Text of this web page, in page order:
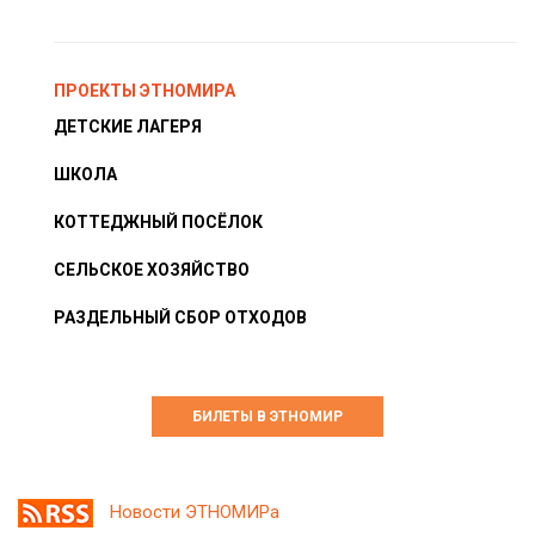
ПРОЕКТЫ ЭТНОМИРА
ДЕТСКИЕ ЛАГЕРЯ
ШКОЛА
КОТТЕДЖНЫЙ ПОСЁЛОК
СЕЛЬСКОЕ ХОЗЯЙСТВО
РАЗДЕЛЬНЫЙ СБОР ОТХОДОВ
БИЛЕТЫ В ЭТНОМИР
Новости ЭТНОМИРа